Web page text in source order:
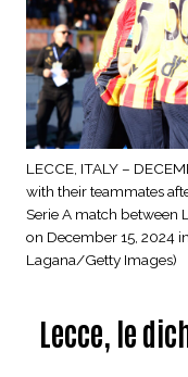
LECCE, ITALY –
with their teammates
Serie A match between
on December 15, 2024
Lagana/Getty Images)
Lecce, le